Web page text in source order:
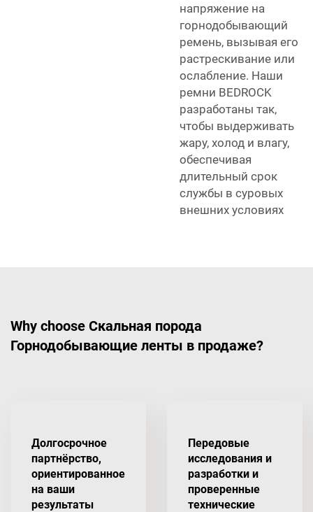
напряжение на
горнодобывающий
ремень, вызывая его
растрескивание или
ослабление. Наши
ремни BEDROCK
разработаны так,
чтобы выдерживать
жару, холод и влагу,
обеспечивая
длительный срок
службы в суровых
внешних условиях
Why choose Скальная порода
Горнодобывающие ленты в продаже?
Долгосрочное
партнёрство,
ориентированное
на ваши
результаты
Передовые
исследования и
разработки и
проверенные
технические